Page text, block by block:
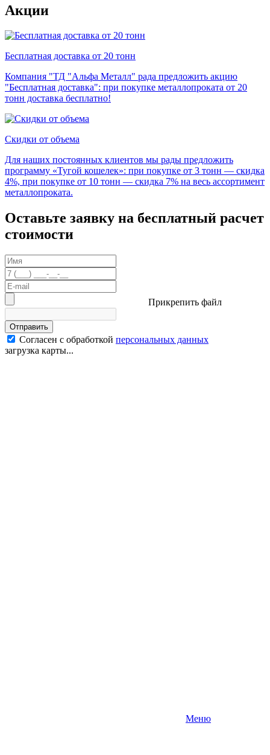
Акции
Бесплатная доставка от 20 тонн
Компания "ТД "Альфа Металл" рада предложить акцию
"Бесплатная доставка": при покупке металлопроката от 20
тонн доставка бесплатно!
Скидки от объема
Для наших постоянных клиентов мы рады предложить
программу «Тугой кошелек»: при покупке от 3 тонн — скидка
4%, при покупке от 10 тонн — скидка 7% на весь ассортимент
металлопроката.
Оставьте заявку на бесплатный расчет
стоимости
Прикрепить файл
Отправить
Согласен с обработкой персональных данных
загрузка карты...
Меню